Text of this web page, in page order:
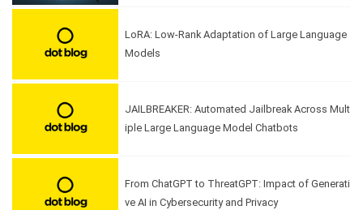
LoRA: Low-Rank Adaptation of Large Language
Models
JAILBREAKER: Automated Jailbreak Across Mult
iple Large Language Model Chatbots
From ChatGPT to ThreatGPT: Impact of Generati
ve AI in Cybersecurity and Privacy